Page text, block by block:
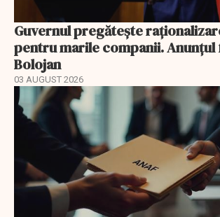
Guvernul pregătește
pentru marile companii. Anunțul
Bolojan
03 AUGUST 2026